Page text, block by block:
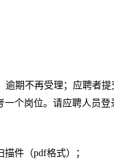
期不再受理；应聘者
个岗位。请应聘人员
件（pdf格式）；